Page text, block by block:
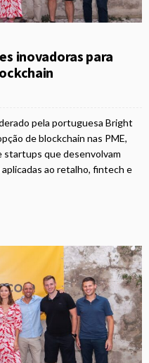
inovadoras para
pela portuguesa Bright
de blockchain nas PME,
startups que desenvolvam
ao retalho, fintech e